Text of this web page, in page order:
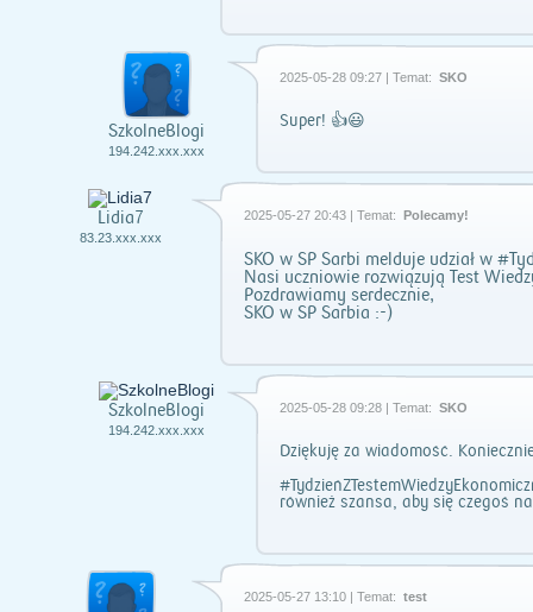
SzkolneBlogi
194.242.xxx.xxx
2025-05-28 09:27 | Temat: SKO
Super! 👍😃
Lidia7
83.23.xxx.xxx
2025-05-27 20:43 | Temat: Polecamy!
SKO w SP Sarbi melduje udział w
Nasi uczniowie rozwiązują Test
Pozdrawiamy serdecznie,
SKO w SP Sarbia :-)
SzkolneBlogi
194.242.xxx.xxx
2025-05-28 09:28 | Temat: SKO
Dziękuję za wiadomość.
również szansa, aby się czegoś
2025-05-27 13:10 | Temat: test